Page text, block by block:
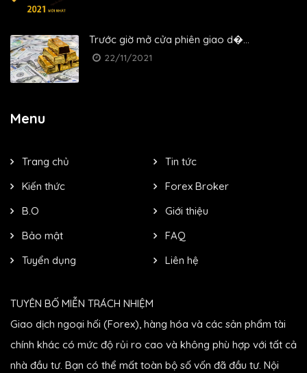
Trước giờ mở cửa phiên giao d�...
22/11/2021
Menu
Trang chủ
Tin tức
Kiến thức
Forex Broker
B.O
Giới thiệu
Bảo mật
FAQ
Tuyển dụng
Liên hệ
TUYÊN BỐ MIỄN TRÁCH NHIỆM
Giao dịch ngoại hối (Forex), hàng hóa và các sản phẩm tài
chính khác có mức độ rủi ro cao và không phù hợp với tất cả
nhà đầu tư. Bạn có thể mất toàn bộ số vốn đã đầu tư. Nội